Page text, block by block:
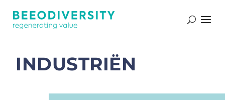
INDUSTRIËN